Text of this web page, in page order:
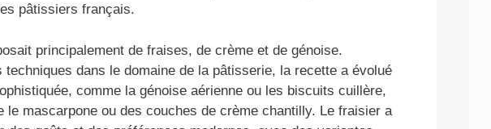
pâtissiers français.
principalement de fraises, de crème et de génoise.
techniques dans le domaine de la pâtisserie, la recette a évolué
comme la génoise aérienne ou les biscuits cuillère,
le mascarpone ou des couches de crème chantilly. Le fraisier a